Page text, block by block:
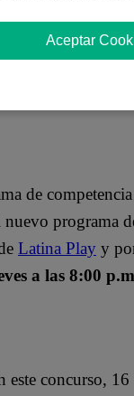
de
programa
Latina Play y
a las 8:00
este concurso,
Aceptar